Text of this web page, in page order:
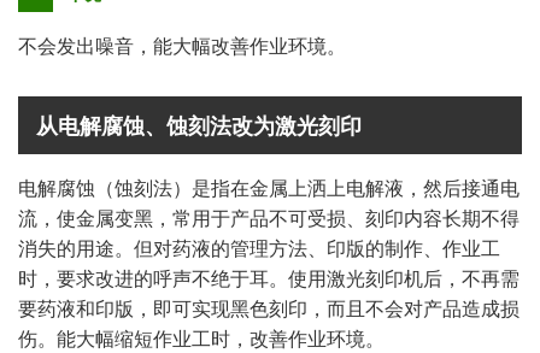
不会发出噪音，能大幅改善作业环境。
从电解腐蚀、蚀刻法改为激光刻印
电解腐蚀（蚀刻法）是指在金属上洒上电解液，然后接通电
流，使金属变黑，常用于产品不可受损、刻印内容长期不得
消失的用途。但对药液的管理方法、印版的制作、作业工
时，要求改进的呼声不绝于耳。使用激光刻印机后，不再需
要药液和印版，即可实现黑色刻印，而且不会对产品造成损
伤。能大幅缩短作业工时，改善作业环境。